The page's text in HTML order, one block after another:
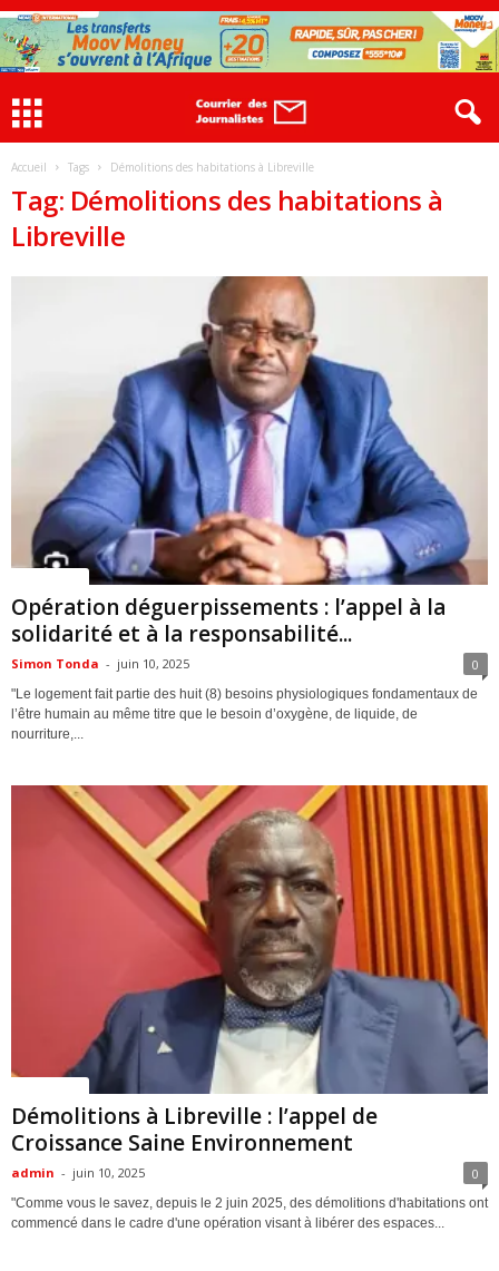
Accueil Tags Démolitions des habitations à Libreville
Tag: Démolitions des habitations à
Libreville
Opération déguerpissements : l’appel à la
solidarité et à la responsabilité...
Simon Tonda - juin 10, 2025 0
"Le logement fait partie des huit (8) besoins physiologiques fondamentaux de
l’être humain au même titre que le besoin d’oxygène, de liquide, de
nourriture,...
Démolitions à Libreville : l’appel de
Croissance Saine Environnement
admin - juin 10, 2025 0
"Comme vous le savez, depuis le 2 juin 2025, des démolitions d'habitations ont
commencé dans le cadre d'une opération visant à libérer des espaces...